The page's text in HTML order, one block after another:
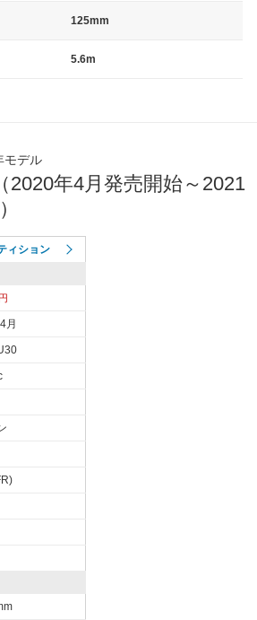
125mm
5.6m
モデル
2020年4月発売開始～2021
ィション
月